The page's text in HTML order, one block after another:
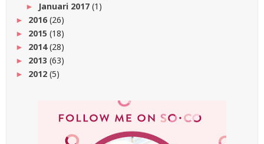
► Januari 2017 (1)
► 2016(26)
► 2015 (18)
► 2014(28)
► 2013 (63)
► 2012 (5)